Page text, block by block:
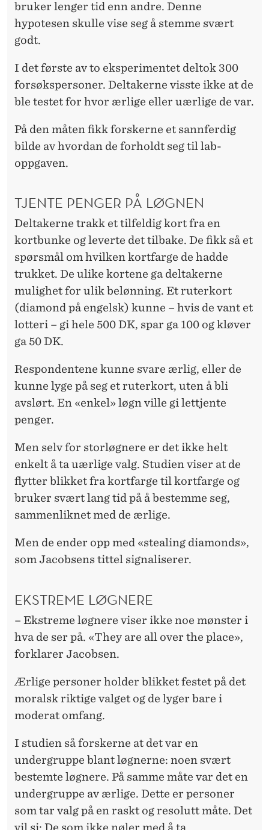
bruker lenger tid enn andre. Denne
hypotesen skulle vise seg å stemme svært
godt.
I det første av to eksperimentet deltok 300
forsøkspersoner. Deltakerne visste ikke at de
ble testet for hvor ærlige eller uærlige de var.
På den måten fikk forskerne et sannferdig
bilde av hvordan de forholdt seg til lab-
oppgaven.
TJENTE PENGER PÅ LØGNEN
Deltakerne trakk et tilfeldig kort fra en
kortbunke og leverte det tilbake. De fikk så et
spørsmål om hvilken kortfarge de hadde
trukket. De ulike kortene ga deltakerne
mulighet for ulik belønning. Et ruterkort
(diamond på engelsk) kunne – hvis de vant et
lotteri – gi hele 500 DK, spar ga 100 og kløver
ga 50 DK.
Respondentene kunne svare ærlig, eller de
kunne lyge på seg et ruterkort, uten å bli
avslørt. En «enkel» løgn ville gi lettjente
penger.
Men selv for storløgnere er det ikke helt
enkelt å ta uærlige valg. Studien viser at de
flytter blikket fra kortfarge til kortfarge og
bruker svært lang tid på å bestemme seg,
sammenliknet med de ærlige.
Men de ender opp med «stealing diamonds»,
som Jacobsens tittel signaliserer.
EKSTREME LØGNERE
– Ekstreme løgnere viser ikke noe mønster i
hva de ser på. «They are all over the place»,
forklarer Jacobsen.
Ærlige personer holder blikket festet på det
moralsk riktige valget og de lyger bare i
moderat omfang.
I studien så forskerne at det var en
undergruppe blant løgnerne: noen svært
bestemte løgnere. På samme måte var det en
undergruppe av ærlige. Dette er personer
som tar valg på en raskt og resolutt måte. Det
vil si: De som ikke nøler med å ta